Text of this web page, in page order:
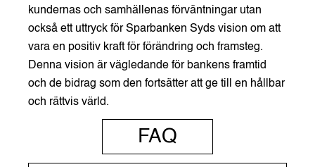
kundernas och samhällenas förväntningar utan
också ett uttryck för Sparbanken Syds vision om att
vara en positiv kraft för förändring och framsteg.
Denna vision är vägledande för bankens framtid
och de bidrag som den fortsätter att ge till en hållbar
och rättvis värld.
FAQ